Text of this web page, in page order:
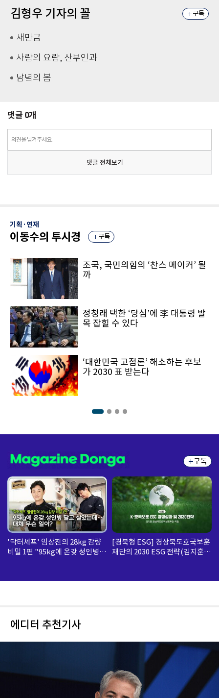
김형우 기자의 꼴 구독
새만금
사람의 요람, 산부인과
남녘의 봄
댓글 0개
의견을 남겨주세요.
댓글 전체보기
기획·연재
이동수의 투시경 구독
조국, 국민의힘의 ‘찬스 메이커’ 될
까
정청래 택한 ‘당심’에 李 대통령 발
목 잡힐 수 있다
‘대한민국 고점론’ 해소하는 후보
가 2030 표 받는다
구독
'닥터셰프' 임상진의 28kg 감량
비밀 1편 "95kg에 온갖 성인병
[경북형 ESG] 경상북도호국보훈
재단의 2030 ESG 전략(김지훈
에디터 추천기사